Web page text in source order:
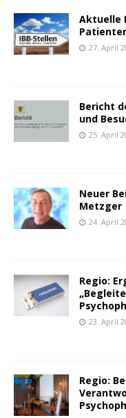
Aktuelle
27. April
Bericht
und
25. April
Neuer
Metzger
24. April
Regio:
23. April
Regio: